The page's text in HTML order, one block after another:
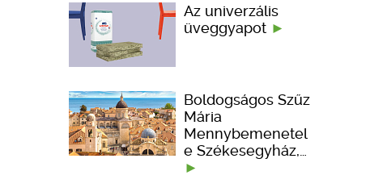
Az univerzális
üveggyapot
Boldogságos Szűz
Mária
Mennybemenetel
e Székesegyház,…